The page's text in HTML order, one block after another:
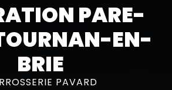
PARE-
EN-
BRIE
PAVARD